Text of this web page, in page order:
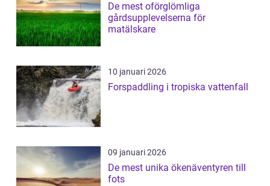
De mest oförglömliga
gårdsupplevelserna för
matälskare
10 januari 2026
Forspaddling i tropiska vattenfall
09 januari 2026
De mest unika ökenäventyren till
fots